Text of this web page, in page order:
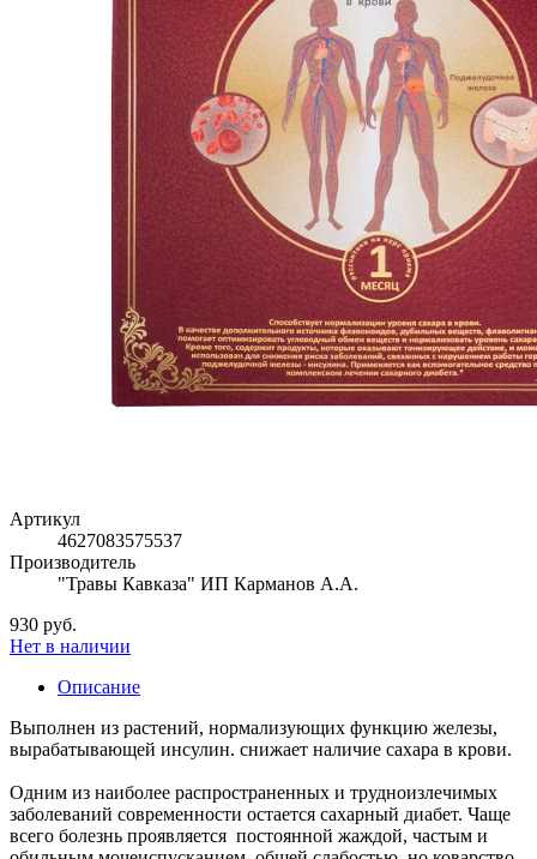
Артикул
4627083575537
Производитель
"Травы Кавказа" ИП Карманов А.А.
930 руб.
Нет в наличии
Описание
Выполнен из растений, нормализующих функцию железы,
вырабатывающей инсулин. снижает наличие сахара в крови.
Одним из наиболее распространенных и трудноизлечимых
заболеваний современности остается сахарный диабет. Чаще
всего болезнь проявляется постоянной жаждой, частым и